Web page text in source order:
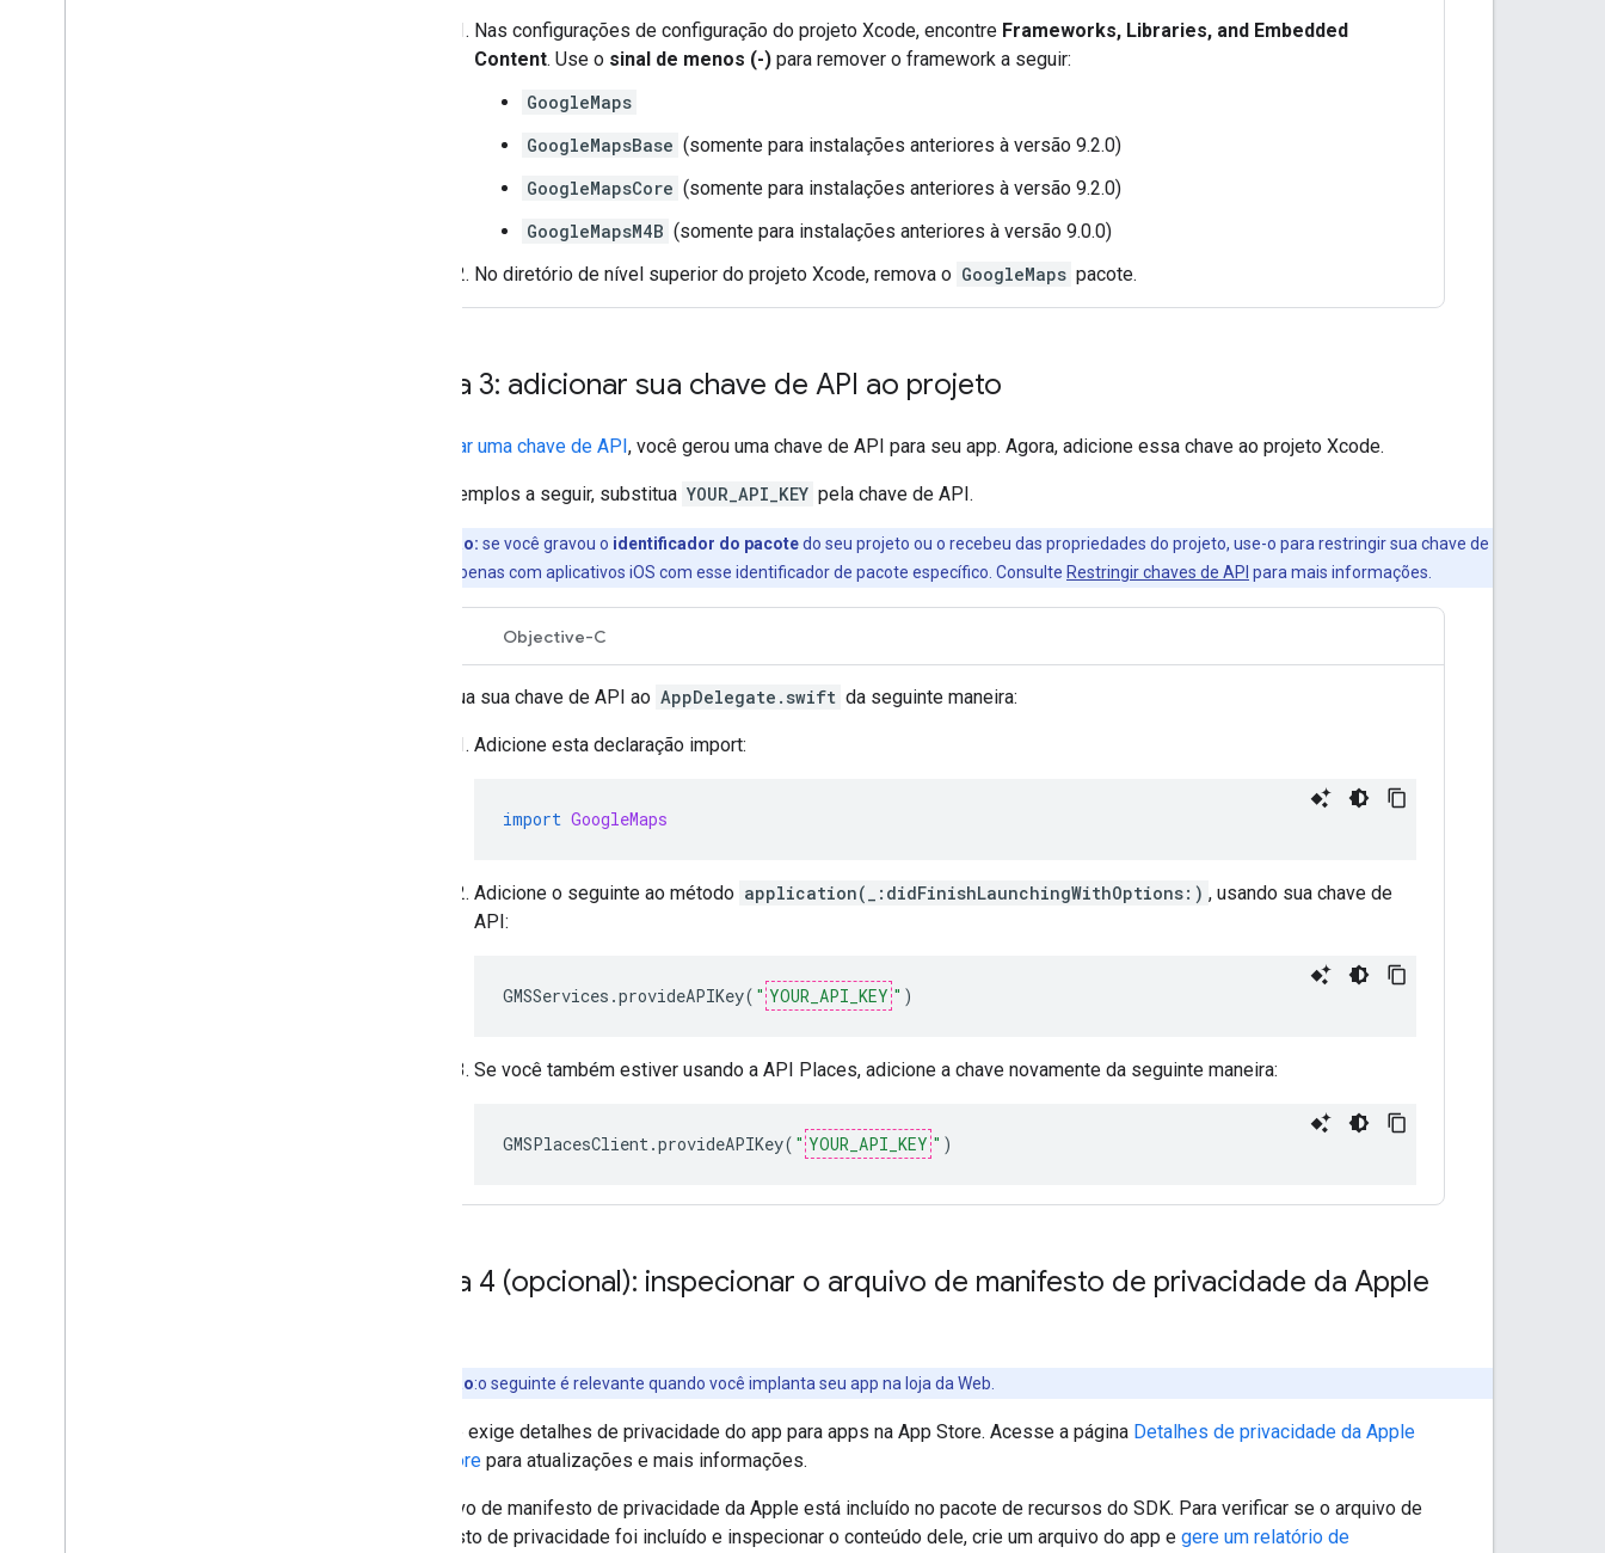
Nas configurações de configuração do projeto Xcode, encontre Frameworks, Libraries, and Embedded
Content. Use o sinal de menos (-) para remover o framework a seguir:
GoogleMaps
GoogleMapsBase (somente para instalações anteriores à versão 9.2.0)
GoogleMapsCore (somente para instalações anteriores à versão 9.2.0)
GoogleMapsM4B (somente para instalações anteriores à versão 9.0.0)
No diretório de nível superior do projeto Xcode, remova o GoogleMaps pacote.
Etapa 3: adicionar sua chave de API ao projeto
Gerar uma chave de API, você gerou uma chave de API para seu app. Agora, adicione essa chave ao projeto Xcode.
Nos exemplos a seguir, substitua YOUR_API_KEY pela chave de API.
Observação: se você gravou o identificador do pacotedo seu projeto ou o recebeu das propriedades do projeto, use-o para restringir sua chave de
API para uso apenas com aplicativos iOS com esse identificador de pacote específico. Consulte Restringir chaves de API para mais informações.
Objective-C
Inclua sua chave de API ao AppDelegate.swift da seguinte maneira:
Adicione esta declaração import:
import GoogleMaps
Adicione o seguinte ao método application(_:didFinishLaunchingWithOptions:) , usando sua chave de
API:
GMSServices .provideAPIKey( " YOUR_API_KEY " )
Se você também estiver usando a API Places, adicione a chave novamente da seguinte maneira:
GMSPlacesClient.provideAPIKey( " YOUR_API_KEY " )
Etapa 4 (opcional): inspecionar o arquivo de manifesto de privacidade da Apple
Observação:o seguinte é relevante quando você implanta seu app na loja da Web.
A Apple exige detalhes de privacidade do app para apps na App Store. Acesse a página Detalhes de privacidade da Apple
App Store para atualizações e mais informações.
O arquivo de manifesto de privacidade da Apple está incluído no pacote de recursos do SDK. Para verificar se o arquivo de
manifesto de privacidade foi incluído e inspecionar o conteúdo dele, crie um arquivo do app e gere um relatório de